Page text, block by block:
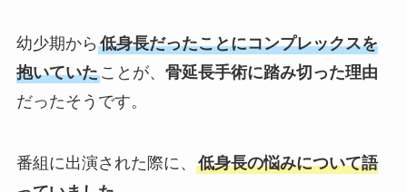
幼少期から 低身長だったことにコンプレックスを
抱いていたことが、 骨延長手術に踏み切った理由
だったそうです。
番組に出演された際に、 低身長の悩みについて語